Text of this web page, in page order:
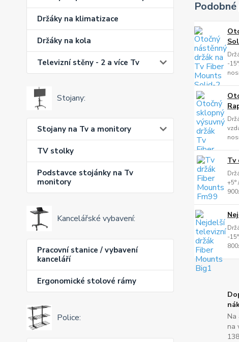
Držáky na klimatizace
Držáky na kola
Televizní stěny - 2 a více Tv
Stojany:
Stojany na Tv a monitory
TV stolky
Podstavce stojánky na Tv
monitory
Kancelářské vybavení:
Pracovní stanice / vybavení
kanceláří
Ergonomické stolové rámy
Police:
-
Tv
-
Na
na